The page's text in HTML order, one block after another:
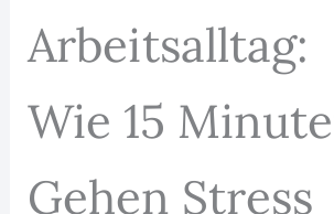
Arbeitsalltag:
Wie 15
Gehen Stress